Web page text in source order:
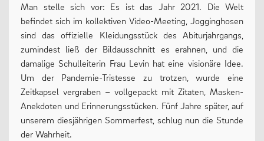
Forschung
SERVICE
Anfahrt
Man stelle sich vor: Es ist das Jahr 2021. Die Welt
befindet sich im kollektiven Video-Meeting, Jogginghosen
sind das offizielle Kleidungsstück des Abiturjahrgangs,
zumindest ließ der Bildausschnitt es erahnen, und die
damalige Schulleiterin Frau Levin hat eine visionäre Idee.
Um der Pandemie-Tristesse zu trotzen, wurde eine
Zeitkapsel vergraben – vollgepackt mit Zitaten, Masken-
Anekdoten und Erinnerungsstücken. Fünf Jahre später, auf
unserem diesjährigen Sommerfest, schlug nun die Stunde
der Wahrheit.